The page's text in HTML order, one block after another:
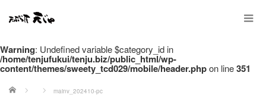
Warning: Undefined variable $category_id in
/home/tenjufukui/tenju.biz/public_html/wp-
content/themes/sweety_tcd029/mobile/header.phpon line351
ホーム mainv_202410-pc